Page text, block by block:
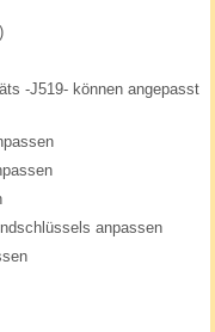
-J519- können angepasst
anpassen